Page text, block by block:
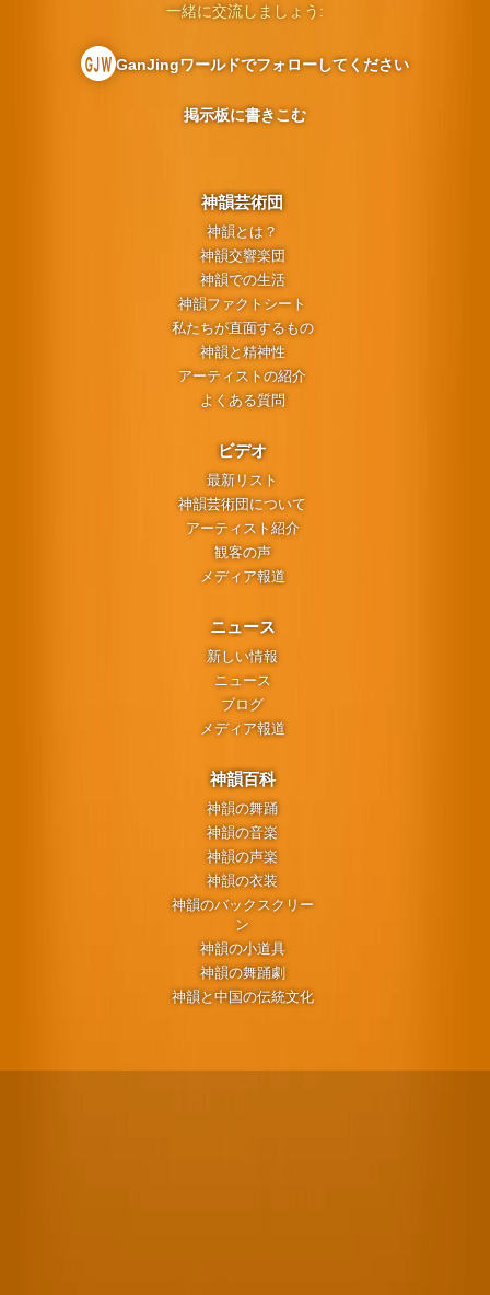
神韻芸術団
神韻とは？
神韻交響楽団
神韻での生活
神韻ファクトシート
私たちが直面するもの
神韻と精神性
アーティストの紹介
よくある質問
ビデオ
最新リスト
神韻芸術団について
アーティスト紹介
観客の声
メディア報道
ニュース
新しい情報
ニュース
ブログ
メディア報道
神韻百科
神韻の舞踊
神韻の音楽
神韻の声楽
神韻の衣装
神韻のバックスクリー
ン
神韻の小道具
神韻の舞踊劇
神韻と中国の伝統文化
一緒に交流しましょう:
GanJingワールドでフォローしてください
掲示板に書きこむ